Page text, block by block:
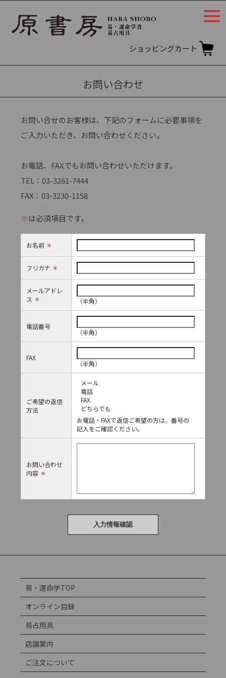
ショッピングカート
お問い合わせ
お問い合せのお客様は、下記のフォームに必要事項を
ご入力いただき、お問い合わせください。
お電話、FAXでもお問い合わせいただけます。
TEL：03-3261-7444
FAX：03-3230-1158
※は必須項目です。
お名前 ＊
フリガナ ＊
メールアドレ
ス ＊ （半角）
電話番号
（半角）
FAX
（半角）
ご希望の返信
方法
メール
電話
FAX
どちらでも
お電話・FAXで返信ご希望の方は、番号の
記入をご確認ください。
お問い合わせ
内容 ＊
易・運命学TOP
オンライン目録
易占用具
店舗案内
ご注文について